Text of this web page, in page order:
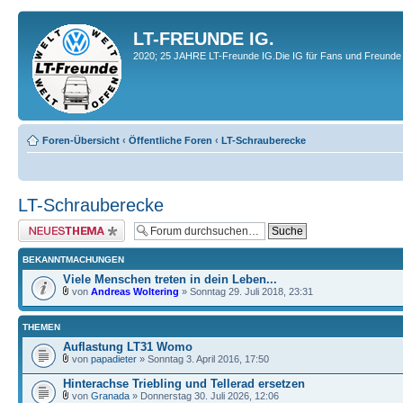
LT-FREUNDE IG.
2020; 25 JAHRE LT-Freunde IG.Die IG für Fans und
Foren-Übersicht ‹ Öffentliche Foren ‹ LT-Schrauberecke
LT-Schrauberecke
Neues Thema erstellen
BEKANNTMACHUNGEN
Viele Menschen treten in dein Leben...
von Andreas Woltering » Sonntag 29. Juli 2018, 23:31
THEMEN
Auflastung LT31 Womo
von papadieter » Sonntag 3. April 2016, 17:50
Hinterachse Triebling und Tellerad ersetzen
von Granada » Donnerstag 30. Juli 2026, 12:06